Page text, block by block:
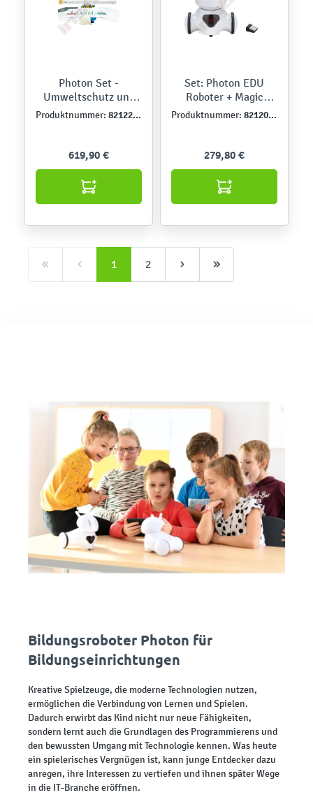
Photon Set -
Umweltschutz und
Nachhaltige Energie
Produktnummer: 821223DE
619,90 €
Set: Photon EDU
Roboter + Magic
Dongle
Produktnummer: 821209DE
279,80 €
1 2
Bildungsroboter Photon für
Bildungseinrichtungen
Kreative Spielzeuge, die moderne Technologien nutzen,
ermöglichen die Verbindung von Lernen und Spielen.
Dadurch erwirbt das Kind nicht nur neue Fähigkeiten,
sondern lernt auch die Grundlagen des Programmierens und
den bewussten Umgang mit Technologie kennen. Was heute
ein spielerisches Vergnügen ist, kann junge Entdecker dazu
anregen, ihre Interessen zu vertiefen und ihnen später Wege
in die IT-Branche eröffnen.